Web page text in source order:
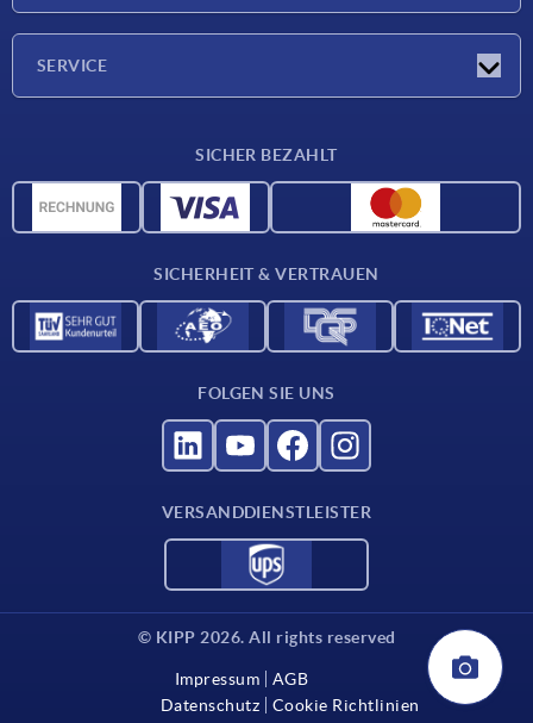
SERVICE
CAD-Daten
Für Lieferanten
SICHER BEZAHLT
SICHERHEIT & VERTRAUEN
FOLGEN SIE UNS
VERSANDDIENSTLEISTER
© KIPP 2026. All rights reserved
Impressum
AGB
Datenschutz
Cookie Richtlinien